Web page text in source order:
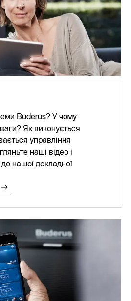
Buderus? У чому
Як виконується
управління
наші відео і
нашої докладної